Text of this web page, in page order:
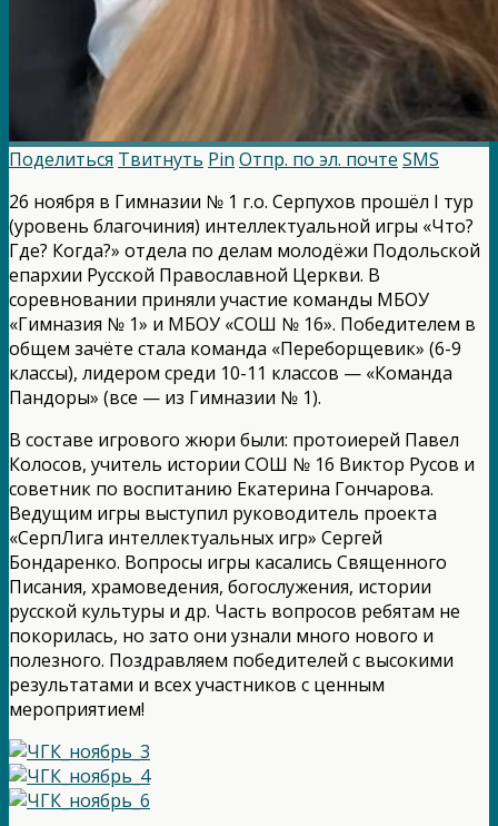
Поделиться Твитнуть Pin Отпр. по эл. почте SMS
26 ноября в Гимназии № 1 г.о. Серпухов прошёл I тур
(уровень благочиния) интеллектуальной игры «Что?
Где? Когда?» отдела по делам молодёжи Подольской
епархии Русской Православной Церкви. В
соревновании приняли участие команды МБОУ
«Гимназия № 1» и МБОУ «СОШ № 16». Победителем в
общем зачёте стала команда «Переборщевик» (6-9
классы), лидером среди 10-11 классов — «Команда
Пандоры» (все — из Гимназии № 1).
В составе игрового жюри были: протоиерей Павел
Колосов, учитель истории СОШ № 16 Виктор Русов и
советник по воспитанию Екатерина Гончарова.
Ведущим игры выступил руководитель проекта
«СерпЛига интеллектуальных игр» Сергей
Бондаренко. Вопросы игры касались Священного
Писания, храмоведения, богослужения, истории
русской культуры и др. Часть вопросов ребятам не
покорилась, но зато они узнали много нового и
полезного. Поздравляем победителей с высокими
результатами и всех участников с ценным
мероприятием!